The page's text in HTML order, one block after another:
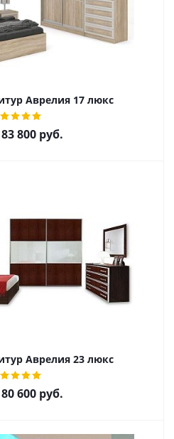
Аврелия 17 люкс
83 800 руб.
Аврелия 23 люкс
80 600 руб.